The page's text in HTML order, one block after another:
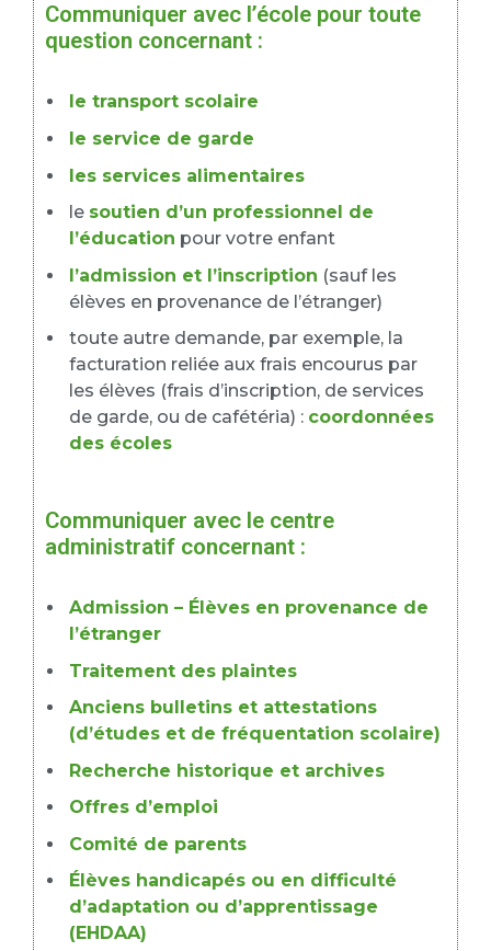
Communiquer avec l’école pour toute
question concernant :
le transport scolaire
le service de garde
les services alimentaires
le soutien d’un professionnel de
l’éducation pour votre enfant
l’admission et l’inscription (sauf les
élèves en provenance de l’étranger)
toute autre demande, par exemple, la
facturation reliée aux frais encourus par
les élèves (frais d’inscription, de services
de garde, ou de cafétéria) : coordonnées
des écoles
Communiquer avec le centre
administratif concernant :
Admission – Élèves en provenance de
l’étranger
Traitement des plaintes
Anciens bulletins et attestations
(d’études et de fréquentation scolaire)
Recherche historique et archives
Offres d’emploi
Comité de parents
Élèves handicapés ou en difficulté
d’adaptation ou d’apprentissage
(EHDAA)